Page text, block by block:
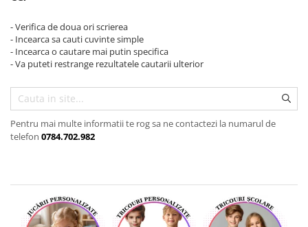
Tricouri de craciun
Tricouri de cuplu Valentine's Day
Valentine's Day
Cadouri pentru Bunici
Cadouri pentru Nasi si Fini
Cadouri Craciun
Cadouri de Paște
Cadouri Traditionale Romanesti
- Verifica de doua ori scrierea
- Incearca sa cauti cuvinte simple
- Incearca o cautare mai putin specifica
- Va puteti restrange rezultatele cautarii ulterior
Pentru mai multe informatii te rog sa ne contactezi la numarul de
telefon 0784.702.982